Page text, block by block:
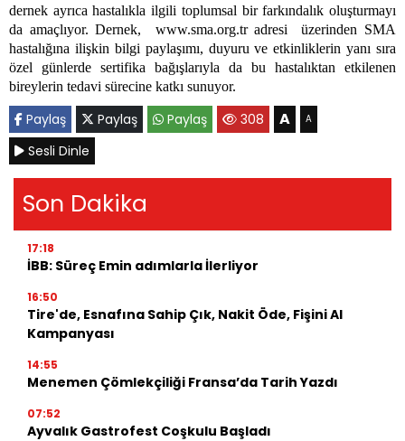
dernek ayrıca hastalıkla ilgili toplumsal bir farkındalık oluşturmayı
da amaçlıyor. Dernek, www.sma.org.tr adresi üzerinden SMA
hastalığına ilişkin bilgi paylaşımı, duyuru ve etkinliklerin yanı sıra
özel günlerde sertifika bağışlarıyla da bu hastalıktan etkilenen
bireylerin tedavi sürecine katkı sunuyor.
Paylaş Paylaş Paylaş 308 A A
Sesli Dinle
Son Dakika
17:18
İBB: Süreç Emin adımlarla İlerliyor
16:50
Tire'de, Esnafına Sahip Çık, Nakit Öde, Fişini Al
Kampanyası
14:55
Menemen Çömlekçiliği Fransa’da Tarih Yazdı
07:52
Ayvalık Gastrofest Coşkulu Başladı